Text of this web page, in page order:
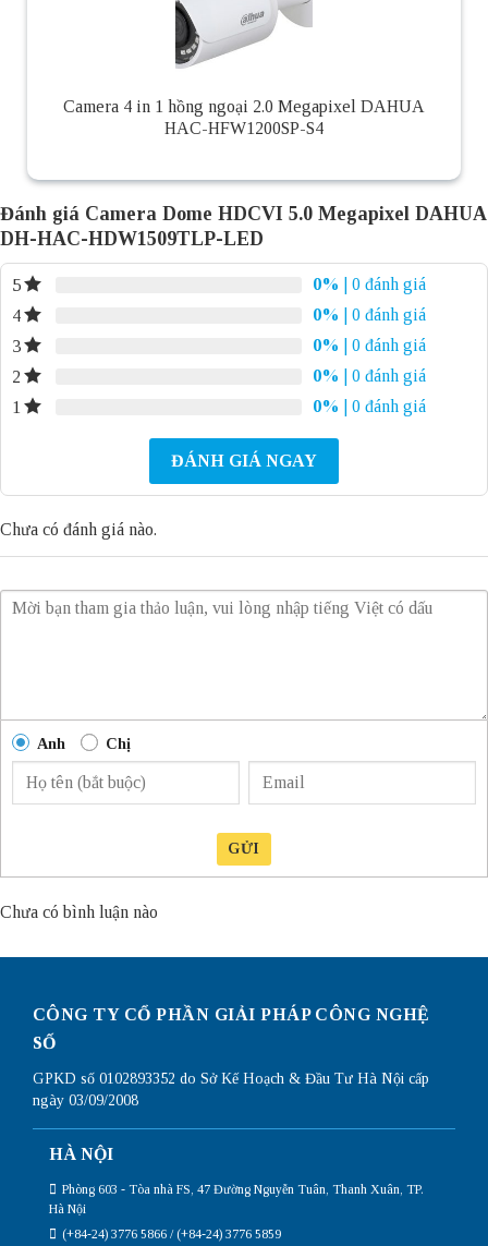
Camera 4 in 1 hồng ngoại 2.0 Megapixel DAHUA
HAC-HFW1200SP-S4
Đánh giá Camera Dome HDCVI 5.0 Megapixel DAHUA
DH-HAC-HDW1509TLP-LED
5 0%
| 0 đánh giá
4
0%
| 0 đánh giá
3
0%
| 0 đánh giá
2
0%
| 0 đánh giá
1
0% | 0 đánh giá
ĐÁNH GIÁ NGAY
Chưa có đánh giá nào.
Anh Chị
GỬI
Chưa có bình luận nào
CÔNG TY CỔ PHẦN GIẢI PHÁP CÔNG NGHỆ
SỐ
GPKD số 0102893352 do Sở Kế Hoạch & Đầu Tư Hà Nội cấp
ngày 03/09/2008
HÀ NỘI
Phòng 603 - Tòa nhà FS, 47 Đường Nguyễn Tuân, Thanh Xuân, TP.
Hà Nội
(+84-24) 3776 5866 / (+84-24) 3776 5859